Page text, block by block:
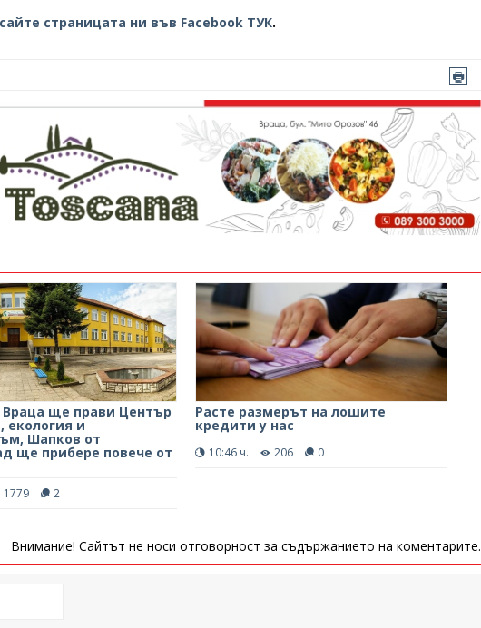
страницата ни във Facebook ТУК.
Враца ще прави Център
екология и
Шапков от
ще прибере повече от
1779 2
Расте размерът на лошите
кредити у нас
10:46 ч. 206 0
Внимание! Сайтът не носи отговорност за съдържанието на коментарите.